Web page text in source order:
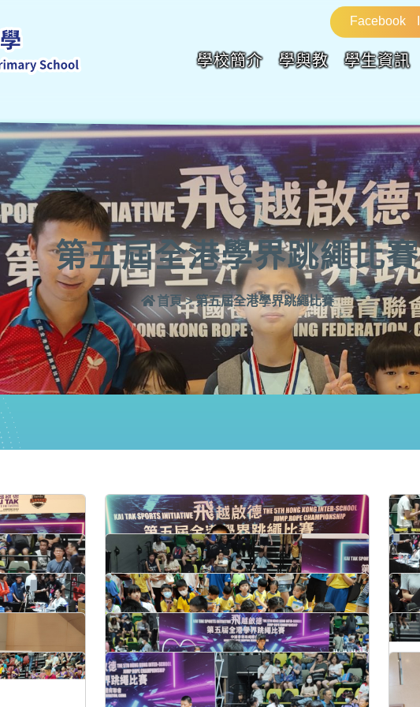
Facebook
學校簡介 學與教 學生資訊
第五屆全港學界跳繩比賽
首頁 > 第五屆全港學界跳繩比賽